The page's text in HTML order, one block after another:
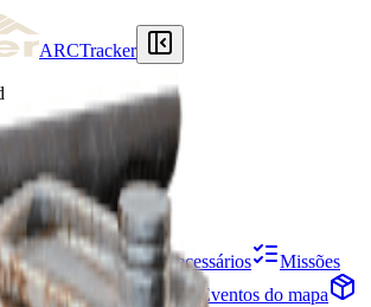
ARCTracker
Estoque Itens necessários
Missões
Esquadrões
Eventos do mapa